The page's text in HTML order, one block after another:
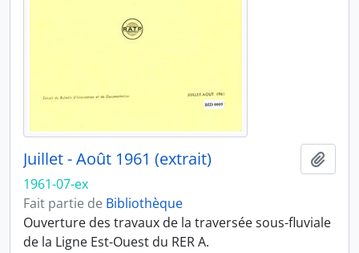
Juillet - Août 1961 (extrait)
1961-07-ex
Fait partie de Bibliothèque
Ouverture des travaux de la traversée sous-fluviale
de la Ligne Est-Ouest du RER A.